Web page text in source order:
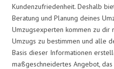
Kundenzufriedenheit. Deshalb
Beratung und Planung deines
Umzugsexperten kommen zu dir
Umzugs zu bestimmen und alle
Basis dieser Informationen
maßgeschneidertes Angebot,